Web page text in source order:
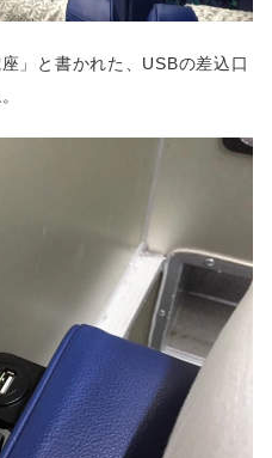
」と書かれた、USBの差込口